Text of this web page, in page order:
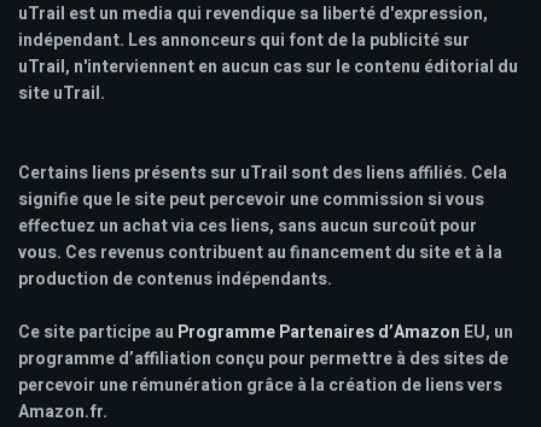
uTrail est un media qui revendique sa liberté d'expression,
indépendant. Les annonceurs qui font de la publicité sur
uTrail, n'interviennent en aucun cas sur le contenu éditorial du
site uTrail.
Certains liens présents sur uTrail sont des liens affiliés. Cela
signifie que le site peut percevoir une commission si vous
effectuez un achat via ces liens, sans aucun surcoût pour
vous. Ces revenus contribuent au financement du site et à la
production de contenus indépendants.
Ce site participe au Programme Partenaires d’Amazon EU, un
programme d’affiliation conçu pour permettre à des sites de
percevoir une rémunération grâce à la création de liens vers
Amazon.fr.